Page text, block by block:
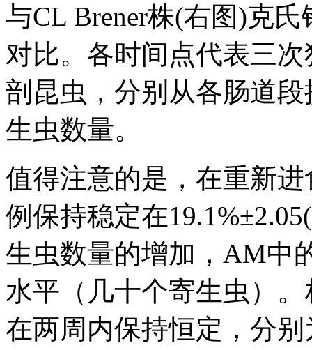
与CL Brener株(右图)克
对比。各时间点代表三
剖昆虫，分别从各肠道
生虫数量。
值得注意的是，在重新
例保持稳定在
生虫数量的增加，AM中
水平（几十个寄生虫）
在两周内保持恒定，分